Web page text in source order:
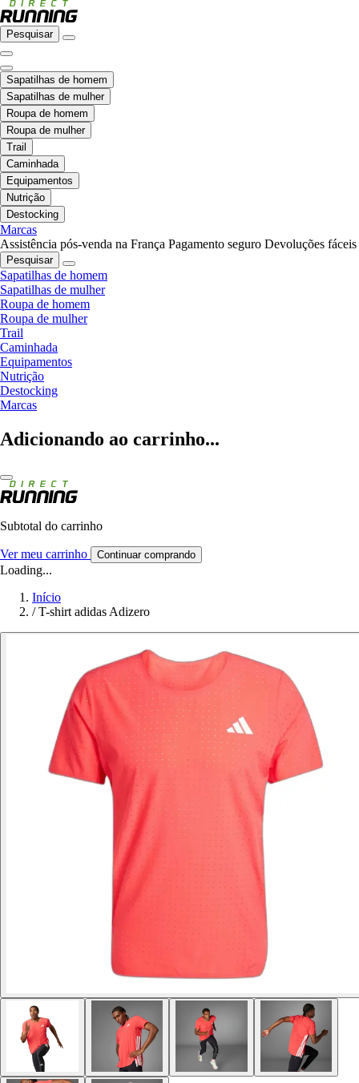
Pesquisar
Sapatilhas de homem
Sapatilhas de mulher
Roupa de homem
Roupa de mulher
Trail
Caminhada
Equipamentos
Nutrição
Destocking
Marcas
Assistência pós-venda na França Pagamento seguro Devoluções fáceis
Pesquisar
Sapatilhas de homem
Sapatilhas de mulher
Roupa de homem
Roupa de mulher
Trail
Caminhada
Equipamentos
Nutrição
Destocking
Marcas
Adicionando ao carrinho...
Subtotal do carrinho
Ver meu carrinho Continuar comprando
Loading...
Início
/ T-shirt adidas Adizero